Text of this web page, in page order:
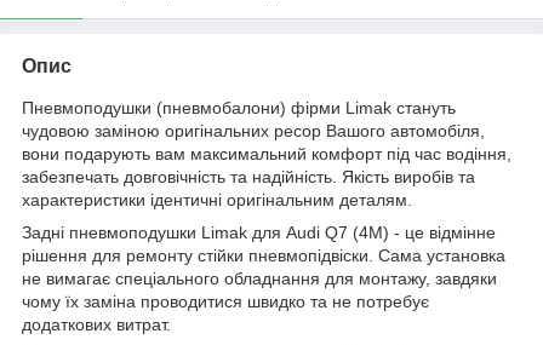
Опис
Пневмоподушки (пневмобалони) фірми Limak стануть
чудовою заміною оригінальних ресор Вашого автомобіля,
вони подарують вам максимальний комфорт під час водіння,
забезпечать довговічність та надійність. Якість виробів та
характеристики ідентичні оригінальним деталям.
Задні пневмоподушки Limak для Audi Q7 (4M) - це відмінне
рішення для ремонту стійки пневмопідвіски. Сама установка
не вимагає спеціального обладнання для монтажу, завдяки
чому їх заміна проводитися швидко та не потребує
додаткових витрат.